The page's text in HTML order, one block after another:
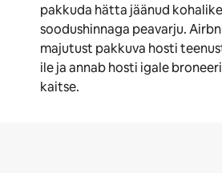
pakkuda hätta jäänud
soodushinnaga peavarju.
majutust pakkuva hosti
ile ja annab hosti igale
kaitse.